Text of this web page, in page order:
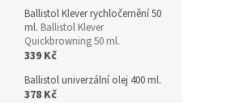
Ballistol Klever rychločernění 50
ml. Ballistol Klever
Quickbrowning 50 ml.
339 Kč
Ballistol univerzální olej 400 ml.
378 Kč